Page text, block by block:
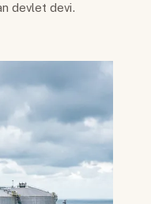
devlet devi.